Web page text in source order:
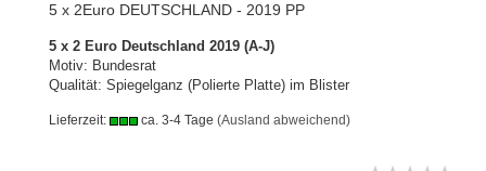
5 x 2Euro DEUTSCHLAND - 2019 PP
5 x 2 Euro Deutschland 2019 (A-J)
Motiv: Bundesrat
Qualität: Spiegelganz (Polierte Platte) im Blister
Lieferzeit: ca. 3-4 Tage (Ausland abweichend)